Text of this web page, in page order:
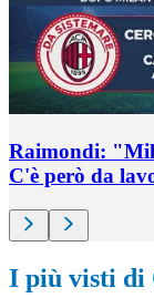
Raimondi:
C'è però da
I più visti di